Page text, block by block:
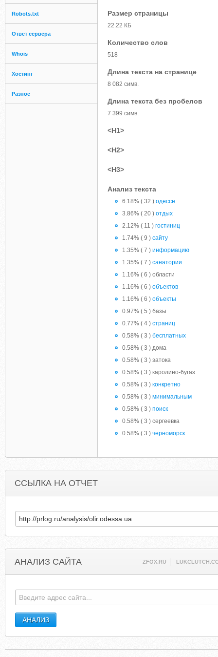
Robots.txt
Ответ сервера
Whois
Хостинг
Разное
Размер страницы
22.22 КБ
Количество слов
518
Длина текста на странице
8 082 симв.
Длина текста без пробелов
7 399 симв.
<H1>
<H2>
<H3>
Анализ текста
6.18% ( 32 ) одессе
3.86% ( 20 ) отдых
2.12% ( 11 ) гостиниц
1.74% ( 9 ) сайту
1.35% ( 7 ) информацию
1.35% ( 7 ) санатории
1.16% ( 6 ) области
1.16% ( 6 ) объектов
1.16% ( 6 ) объекты
0.97% ( 5 ) базы
0.77% ( 4 ) страниц
0.58% ( 3 ) бесплатных
0.58% ( 3 ) дома
0.58% ( 3 ) затока
0.58% ( 3 ) каролино-бугаз
0.58% ( 3 ) конкретно
0.58% ( 3 ) минимальным
0.58% ( 3 ) поиск
0.58% ( 3 ) сергеевка
0.58% ( 3 ) черноморск
ССЫЛКА НА ОТЧЕТ
АНАЛИЗ САЙТА ZFOX.RU